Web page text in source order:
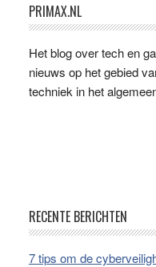
Primaire
Sidebar
PRIMAX.NL
Het blog over tech en
nieuws op het gebied
techniek in het
Footer
RECENTE BERICHTEN
7 tips om de